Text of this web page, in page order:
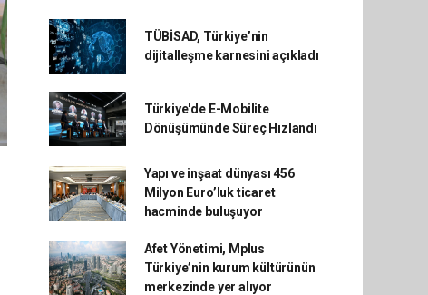
TÜBİSAD, Türkiye’nin
dijitalleşme karnesini açıkladı
Türkiye'de E-Mobilite
Dönüşümünde Süreç Hızlandı
Yapı ve inşaat dünyası 456
Milyon Euro’luk ticaret
hacminde buluşuyor
Afet Yönetimi, Mplus
Türkiye’nin kurum kültürünün
merkezinde yer alıyor